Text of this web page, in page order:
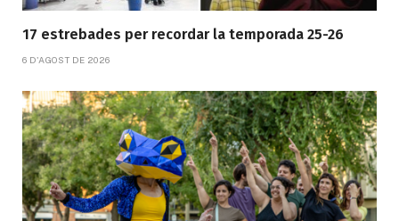
17 estrebades per recordar la temporada 25-26
6 D'AGOST DE 2026